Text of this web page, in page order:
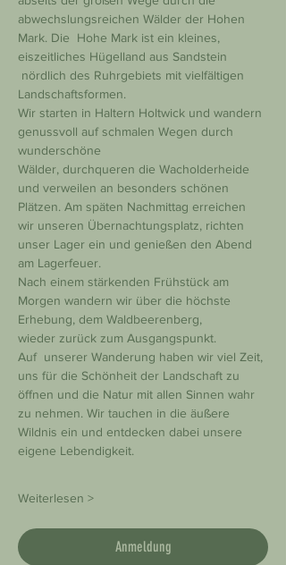
abwechslungsreichen Wälder der Hohen
Mark. Die  Hohe Mark ist ein kleines,
eiszeitliches Hügelland aus Sandstein
nördlich des Ruhrgebiets mit vielfältigen
Landschaftsformen.
Wir starten in Haltern Holtwick und wandern
genussvoll auf schmalen Wegen durch
wunderschöne
Wälder, durchqueren die Wacholderheide
und verweilen an besonders schönen
Plätzen. Am späten Nachmittag erreichen
wir unseren Übernachtungsplatz, richten
unser Lager ein und genießen den Abend
am Lagerfeuer.
Nach einem stärkenden Frühstück am
Morgen wandern wir über die höchste
Erhebung, dem Waldbeerenberg,
wieder zurück zum Ausgangspunkt.
Auf  unserer Wanderung haben wir viel Zeit,
uns für die Schönheit der Landschaft zu
öffnen und die Natur mit allen Sinnen wahr
zu nehmen. Wir tauchen in die äußere
Wildnis ein und entdecken dabei unsere
eigene Lebendigkeit.
Weiterlesen >
Anmeldung